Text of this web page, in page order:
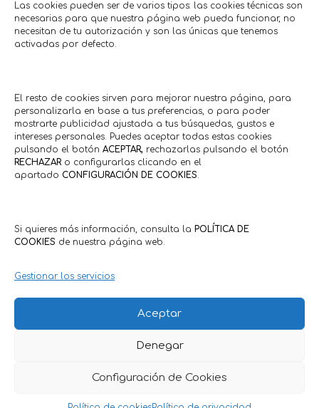
Las cookies pueden ser de varios tipos: las cookies técnicas son
necesarias para que nuestra página web pueda funcionar, no
necesitan de tu autorización y son las únicas que tenemos
activadas por defecto.
El resto de cookies sirven para mejorar nuestra página, para
personalizarla en base a tus preferencias, o para poder
mostrarte publicidad ajustada a tus búsquedas, gustos e
intereses personales. Puedes aceptar todas estas cookies
pulsando el botón ACEPTAR, rechazarlas pulsando el botón
RECHAZARo configurarlas clicando en el
apartado CONFIGURACIÓN DE COOKIES.
Si quieres más información, consulta la POLÍTICA DE
COOKIES de nuestra página web.
Gestionar los servicios
Aceptar
Denegar
Configuración de Cookies
Condiciones Generales Clientes·Condiciones Generales